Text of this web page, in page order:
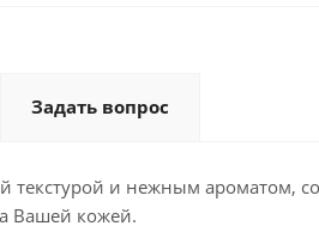
Задать вопрос
и нежным ароматом,
Вашей кожей.